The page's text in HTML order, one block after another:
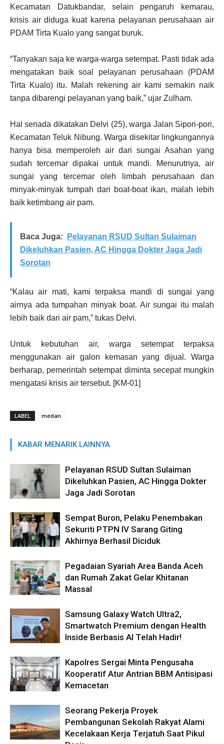
Kecamatan Datukbandar, selain pengaruh kemarau,
krisis air diduga kuat karena pelayanan perusahaan air
PDAM Tirta Kualo yang sangat buruk.
“Tanyakan saja ke warga-warga setempat. Pasti tidak ada
mengatakan baik soal pelayanan perusahaan (PDAM
Tirta Kualo) itu. Malah rekening air kami semakin naik
tanpa dibarengi pelayanan yang baik,” ujar Zulham.
Hal senada dikatakan Delvi (25), warga Jalan Sipori-pori,
Kecamatan Teluk Nibung. Warga disekitar lingkungannya
hanya bisa memperoleh air dari sungai Asahan yang
sudah tercemar dipakai untuk mandi. Menurutnya, air
sungai yang tercemar oleh limbah perusahaan dan
minyak-minyak tumpah dari boat-boat ikan, malah lebih
baik ketimbang air pam.
Baca Juga:
Pelayanan RSUD Sultan Sulaiman
Dikeluhkan Pasien, AC Hingga Dokter Jaga Jadi
Sorotan
“Kalau air mati, kami terpaksa mandi di sungai yang
airnya ada tumpahan minyak boat. Air sungai itu malah
lebih baik dari air pam,” tukas Delvi.
Untuk kebutuhan air, warga setempat terpaksa
menggunakan air galon kemasan yang dijual. Warga
berharap, pemerintah setempat diminta secepat mungkin
mengatasi krisis air tersebut. [KM-01]
LABEL medan
KABAR MENARIK LAINNYA
Pelayanan RSUD Sultan Sulaiman
Dikeluhkan Pasien, AC Hingga Dokter
Jaga Jadi Sorotan
Sempat Buron, Pelaku Penembakan
Sekuriti PTPN IV Sarang Giting
Akhirnya Berhasil Diciduk
Pegadaian Syariah Area Banda Aceh
dan Rumah Zakat Gelar Khitanan
Massal
Samsung Galaxy Watch Ultra2,
Smartwatch Premium dengan Health
Inside Berbasis AI Telah Hadir!
Kapolres Sergai Minta Pengusaha
Kooperatif Atur Antrian BBM Antisipasi
Kemacetan
Seorang Pekerja Proyek
Pembangunan Sekolah Rakyat Alami
Kecelakaan Kerja Terjatuh Saat Pikul